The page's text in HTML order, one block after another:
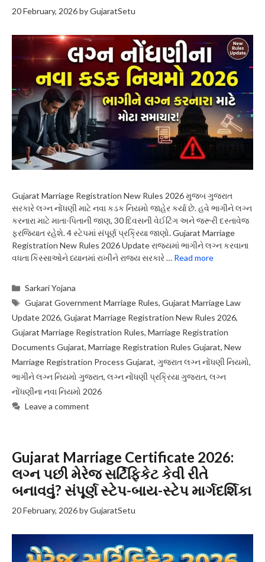
20 February, 2026byGujaratSetu
Gujarat Marriage Registration New Rules 2026 મુજબ ગુજરાત
સરકારે લગ્ન નોંધણી માટે નવા કડક નિયમો જાહેર કર્યા છે. હવે ભાગીને લગ્ન
કરનારા માટે માતા-પિતાની જાણ, 30 દિવસની વેઈટિંગ અને જરૂરી દસ્તાવેજ
ફરજિયાત રહેશે. 4 સ્ટેપમાં સંપૂર્ણ પ્રક્રિયા જાણો. Gujarat Marriage
Registration New Rules 2026 Update રાજ્યમાં ભાગીને લગ્ન કરવાના
વધતા કિસ્સાઓને ધ્યાનમાં રાખીને રાજ્ય સરકારે … Read more
Categories
Sarkari Yojana
Tags
Gujarat Government Marriage Rules,Gujarat Marriage Law
Update 2026, Gujarat Marriage Registration New Rules 2026,
Gujarat Marriage Registration Rules, Marriage Registration
Documents Gujarat, Marriage Registration Rules Gujarat, New
Marriage Registration Process Gujarat, ગુજરાત લગ્ન નોંધણી નિયમો,
ભાગીને લગ્ન નિયમો ગુજરાત, લગ્ન નોંધણી પ્રક્રિયા ગુજરાત, લગ્ન
નોંધણીના નવા નિયમો 2026
Leave a comment
Gujarat Marriage Certificate 2026:
લગ્ન પછી મેરેજ સર્ટિફિકેટ કેવી રીતે
બનાવવું? સંપૂર્ણ સ્ટેપ-બાય-સ્ટેપ માર્ગદર્શિકા
20 February, 2026byGujaratSetu